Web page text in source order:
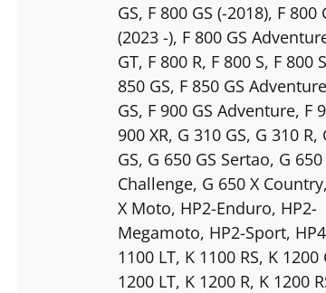
GS, F 800 GS (-2018), F 800
(2023 -), F 800 GS
GT, F 800 R, F 800 S, F 800
850 GS, F 850 GS Adventure
GS, F 900 GS Adventure, F
900 XR, G 310 GS, G 310 R,
GS, G 650 GS Sertao, G 650
Challenge, G 650 X Country
X Moto, HP2-Enduro, HP2-
Megamoto, HP2-Sport, HP4
1100 LT, K 1100 RS, K 1200
1200 LT, K 1200 R, K 1200